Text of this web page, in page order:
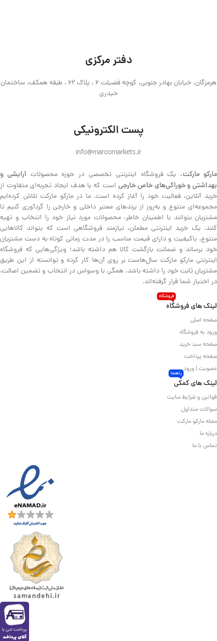
دفتر مرکزی
هرمزگان، خیابان بهادر جنوبی، کوچه فضیلت 6 ، پلاک 62 ، طبقه همکف، ساختمان
حیدری
پست الکترونیکی
info@marcomarkets.ir
مارکو مارکت، یک فروشگاه اینترنتی تخصصی در حوزه محصولاتآرایشی و
بهداشتی و خوراکی‌های خاص خارجیاست که با هدف ایجاد تجربه‌ای متفاوت از
خرید آنلاین، فعالیت خود را آغاز کرده است. ما در مارکو مارکت تلاش کرده‌ایم
مجموعه‌ای متنوع و به‌روز از برندهای معتبر داخلی و خارجی را گردآوری کنیم تا
مشتریان بتوانند با اطمینان خاطر، محصولات مورد نیاز خود را انتخاب و تهیه
کنند. یک خرید اینترنتی مطمئن، نیازمند فروشگاهی است که بتواند کالاهایی
متنوع، باکیفیت و دارای قیمت مناسب را در مدت زمانی کوتاه به دست مشتریان
خود برساند و ضمانت بازگشت کالا هم داشته باشد؛ ویژگی‌هایی که فروشگاه
اینترنتی مارکو مارکت سال‌هاست بر روی آن‌ها کار کرده و توانسته از این طریق
مشتریان ثابت خود را داشته باشد. همگی با وسواس در انتخاب و تضمین اصالت،
در اختیار شما قرار گرفته‌اند.
لینک های فروشگاه
فروشگاه
صفحه اصلی
ورود به فروشگاه
صفحه سبد خرید
صفحه پرداخت
عضویت | ورود
لینک های کمکی
راهنما
قوانین و شرایط سایت
سوالات متداول
مجله مارکو مارکت
درباره ما
تماس با ما